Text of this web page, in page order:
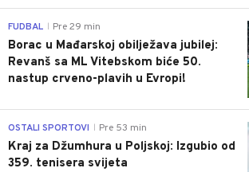
FUDBAL Pre 29 min
Borac u Mađarskoj obilježava jubilej:
Revanš sa ML Vitebskom biće 50.
nastup crveno-plavih u Evropi!
OSTALI SPORTOVI Pre 53 min
Kraj za Džumhura u Poljskoj: Izgubio od
359. tenisera svijeta